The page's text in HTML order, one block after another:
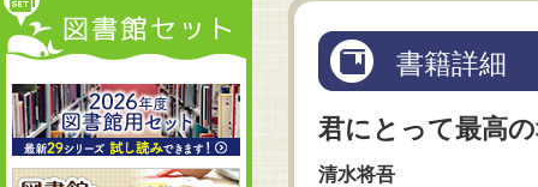
書籍詳細
君にとって最高
清水将吾